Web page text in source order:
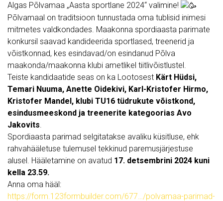
Algas Põlvamaa „Aasta sportlane 2024“ valimine!
Põlvamaal on traditsioon tunnustada oma tublisid inimesi
mitmetes valdkondades. Maakonna spordiaasta parimate
konkursil saavad kandideerida sportlased, treenerid ja
võistkonnad, kes esindavad/on esindanud Põlva
maakonda/maakonna klubi ametlikel tiitlivõistlustel.
Teiste kandidaatide seas on ka Lootosest Kärt Hüdsi,
Temari Nuuma, Anette Oidekivi, Karl-Kristofer Hirmo,
Kristofer Mandel, klubi TU16 tüdrukute võistkond,
esindusmeeskond ja treenerite kategoorias Avo
Jakovits.
Spordiaasta parimad selgitatakse avaliku küsitluse, ehk
rahvahääletuse tulemusel tekkinud paremusjärjestuse
alusel. Hääletamine on avatud 17. detsembrini 2024 kuni
kella 23.59.
Anna oma hääl:
https://form.123formbuilder.com/677…/polvamaa-parimad-